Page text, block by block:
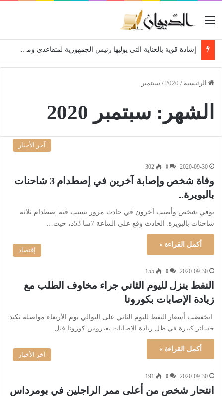
القائمة
إشادة قوية بالعناية التي يوليها رئيس الجمهورية لمتقاعدي ومعطوبي وكبار جرحى الجيش الوطني الشعبي
الرئيسية /
2020
/ سبتمبر
الشهر: سبتمبر 2020
آخر الأخبار
2020-09-30
0
302
وفاة شخص وإصابة آخرين في إصطدام 3 شاحنات
بالبويرة..
توفي شخص وأصيب آخرون في حادث مرور تسبب فيه إصطدام ثلاثة
شاحنات بالبويرة. الحادث وقع على الساعة 7سا 53د، حيث…
أكمل القراءة »
إقتصاد
2020-09-30
0
155
النفط ينزل لليوم الثاني جراء مخاوف الطلب مع
زيادة الإصابات بكورونا
انخفضت أسعار النفط لليوم الثاني على التوالي يوم الأربعاء مواصلة تكبد
خسائر كبيرة في ظل زيادة الإصابات بفيروس كورونا قبل…
أكمل القراءة »
آخر الأخبار
2020-09-30
0
191
انتحار شخص من أعلى ممر الراجلين في بومرداس